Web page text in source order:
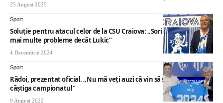
25 August 2025
Sport
Soluție pentru atacul celor de la CSU Craiova: „Sorin Cârțu punea
mai multe probleme decât Lukic”
4 Decembrie 2024
Sport
Rădoi, prezentat oficial. „Nu mă veţi auzi că vin să spun că voi
câştiga campionatul”
9 August 2022